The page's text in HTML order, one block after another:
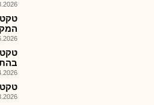
18:20
08:36
08:52
18:05